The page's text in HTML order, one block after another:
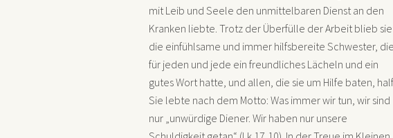
mit Leib und Seele den unmittelbaren Dienst an den
Kranken liebte. Trotz der Überfülle der Arbeit blieb sie
die einfühlsame und immer hilfsbereite Schwester, die
für jeden und jede ein freundliches Lächeln und ein
gutes Wort hatte, und allen, die sie um Hilfe baten,
Sie lebte nach dem Motto: Was immer wir tun, wir sind
nur „unwürdige Diener. Wir haben nur unsere